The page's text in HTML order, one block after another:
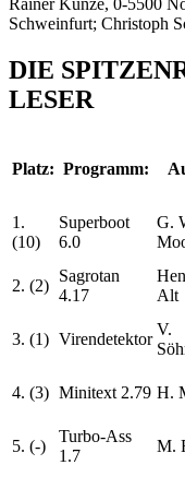
Rainer Kunze, 0-5500
Schweinfurt; Christoph
DIE
LESER
Platz: Programm:
1.
(10)
Superboot
6.0
G.
2. (2)
Sagrotan
4.17
Alt
3. (1) Virendetektor
V.
4. (3) Minitext 2.79 H.
5. (-)
Turbo-Ass
1.7
M.